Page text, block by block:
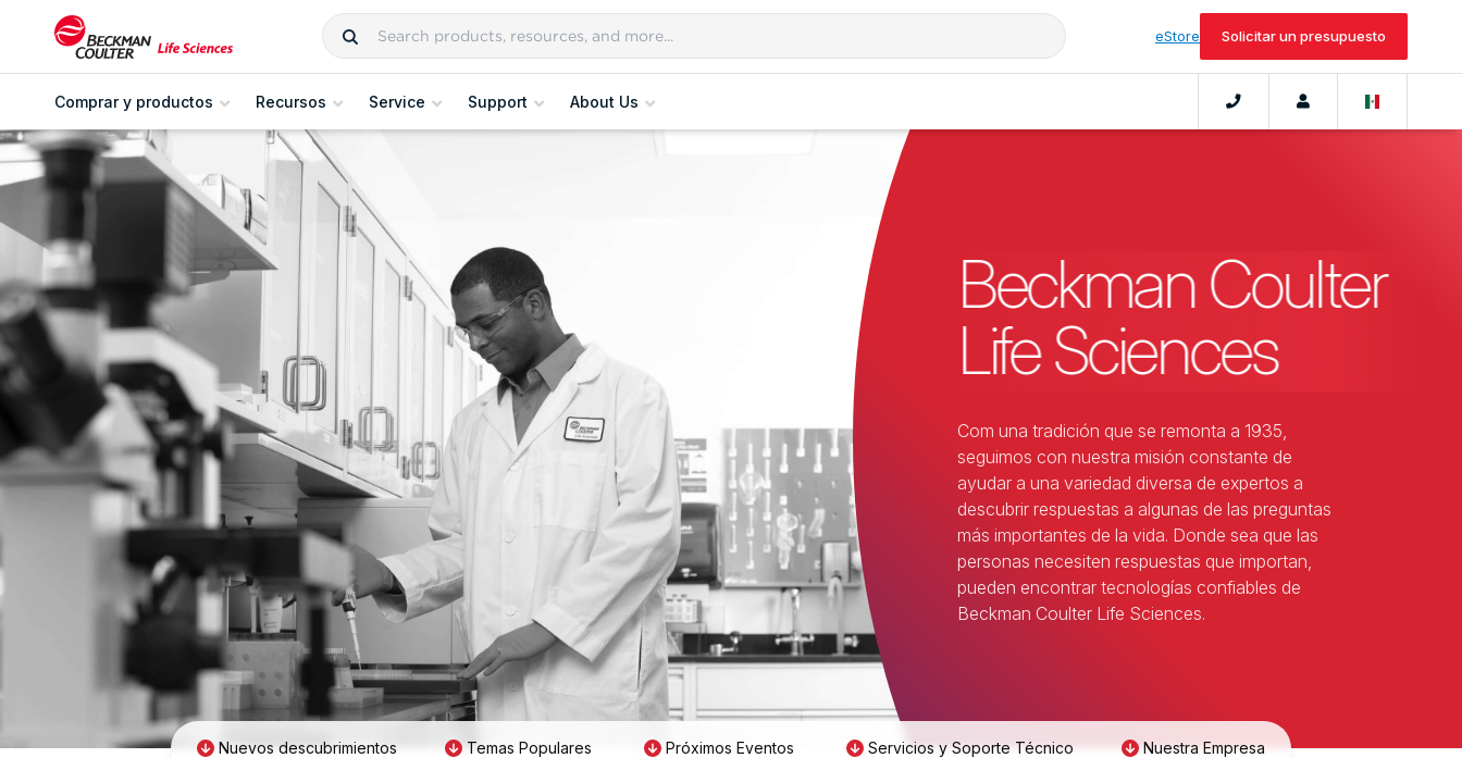
eStore Solicitar un presupuesto
Comprar y productos Recursos Service Support About Us
Beckman Coulter
Life Sciences
Com una tradición que se remonta a 1935,
seguimos con nuestra misión constante de
ayudar a una variedad diversa de expertos a
descubrir respuestas a algunas de las preguntas
más importantes de la vida. Donde sea que las
personas necesiten respuestas que importan,
pueden encontrar tecnologías confiables de
Beckman Coulter Life Sciences.
Nuevos descubrimientos Temas Populares Próximos Eventos Servicios y Soporte Técnico Nuestra Empresa